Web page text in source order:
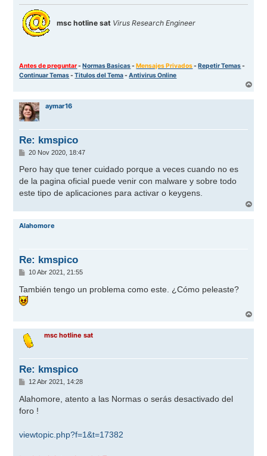
msc hotline sat Virus Research Engineer
Antes de preguntar-Normas Basicas-Mensajes Privados-Repetir Temas-
Continuar Temas-Titulos del Tema-Antivirus Online
r
aymar16
Re: kmspico
M
n
a
j
e
20 Nov 2020, 18:47
Pero hay que tener cuidado porque a veces cuando no es
de la pagina oficial puede venir con malware y sobre todo
este tipo de aplicaciones para activar o keygens.
r
Alahomore
Re: kmspico
M
n
s
a
10 Abr 2021, 21:55
También tengo un problema como este. ¿Cómo peleaste?
r
msc hotline sat
Re: kmspico
M
n
a
12 Abr 2021, 14:28
Alahomore, atento a las Normas o serás desactivado del
foro !
viewtopic.php?f=1&t=17382